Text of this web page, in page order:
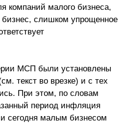
компаний малого бизнеса,
слишком упрощенное
МСП были установлены
текст во врезке) и с тех
При этом, по словам
период инфляция
сегодня малым бизнесом